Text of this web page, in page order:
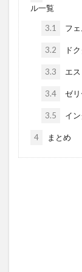
ル一覧
3.1 フ
3.2 ド
3.3 エ
3.4 ゼ
3.5 イ
4 まとめ